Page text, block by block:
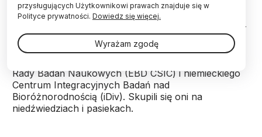
Konfliktom pojawiającym się na linii dzikie zwierzęta -
gospodarka hodowlana przyjrzeli się naukowcy z
Instytutu Ochrony Przyrody PAN (IOP PAN) w
Rady Badań Naukowych (EBD CSIC) i niemieckiego
Centrum Integracyjnych Badań nad
Bioróżnorodnością (iDiv). Skupili się oni na
niedźwiedziach i pasiekach.
przysługujących Użytkownikowi prawach znajduje się w
Polityce prywatności. Dowiedz się więcej.
Wyrażam zgodę